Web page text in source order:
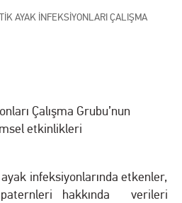
AYAK İNFEKSİYONLARI ÇALIŞMA
Çalışma Grubu’nun
etkinlikleri
infeksiyonlarında etkenler,
hakkında verileri